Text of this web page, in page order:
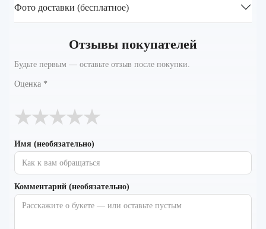
Фото доставки (бесплатное)
Отзывы покупателей
Будьте первым — оставьте отзыв после покупки.
Оценка *
★
★
★
★
★
Имя (необязательно)
Комментарий (необязательно)